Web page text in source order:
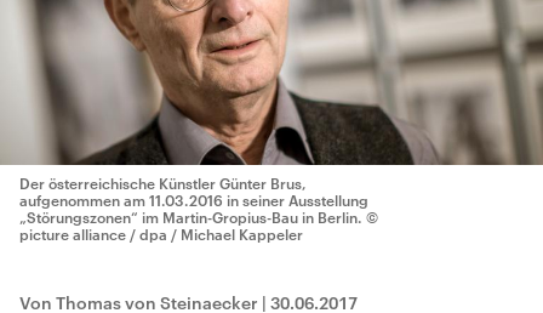
Der österreichische Künstler Günter Brus,
aufgenommen am 11.03.2016 in seiner Ausstellung
„Störungszonen“ im Martin-Gropius-Bau in Berlin. ©
picture alliance / dpa / Michael Kappeler
Von Thomas von Steinaecker | 30.06.2017